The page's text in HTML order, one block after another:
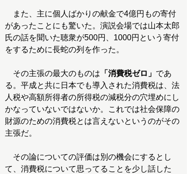
また、主に個人ばかりの献金で4億円もの寄付
があったことにも驚いた。演説会場では山本太郎
氏の話を聞いた聴衆が500円、1000円という寄付
をするために長蛇の列を作った。
その主張の最大のものは 「消費税ゼロ」 であ
る。平成と共に日本でも導入された消費税は、法
人税や高額所得者の所得税の減税分の穴埋めにし
かなっていないではないか。これでは社会保障の
財源のための消費税とは言えないというのがその
主張だ。
その論についての評価は別の機会にするとし
て、消費税について思ってることを少し話した